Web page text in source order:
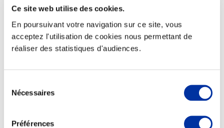
Ce site web utilise des cookies.
En poursuivant votre navigation sur ce site, vous
acceptez l'utilisation de cookies nous permettant de
réaliser des statistiques d'audiences.
Nécessaires
PréférencesEnvironnement & Territoires